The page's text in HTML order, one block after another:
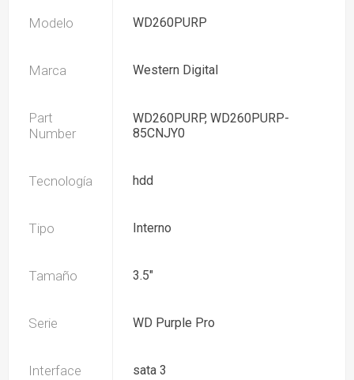
Modelo WD260PURP
Marca Western Digital
Part
Number
WD260PURP, WD260PURP-
85CNJY0
Tecnología hdd
Tipo Interno
Tamaño 3.5"
Serie WD Purple Pro
Interface sata 3